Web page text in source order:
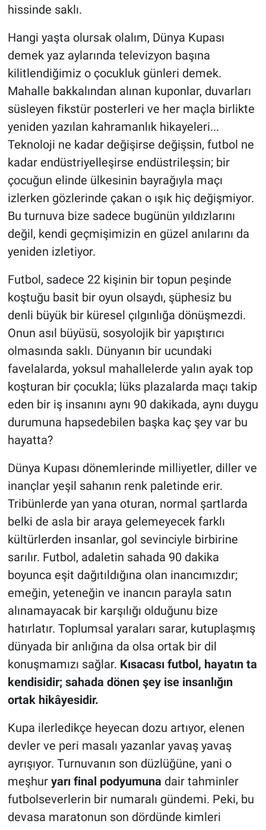
hissinde saklı.
Hangi yaşta olursak olalım, Dünya Kupası
demek yaz aylarında televizyon başına
kilitlendiğimiz o çocukluk günleri demek.
Mahalle bakkalından alınan kuponlar, duvarları
süsleyen fikstür posterleri ve her maçla birlikte
yeniden yazılan kahramanlık hikayeleri...
Teknoloji ne kadar değişirse değişsin, futbol ne
kadar endüstriyelleşirse endüstrileşsin; bir
çocuğun elinde ülkesinin bayrağıyla maçı
izlerken gözlerinde çakan o ışık hiç değişmiyor.
Bu turnuva bize sadece bugünün yıldızlarını
değil, kendi geçmişimizin en güzel anılarını da
yeniden izletiyor.
Futbol, sadece 22 kişinin bir topun peşinde
koştuğu basit bir oyun olsaydı, şüphesiz bu
denli büyük bir küresel çılgınlığa dönüşmezdi.
Onun asıl büyüsü, sosyolojik bir yapıştırıcı
olmasında saklı. Dünyanın bir ucundaki
favelalarda, yoksul mahallelerde yalın ayak top
koşturan bir çocukla; lüks plazalarda maçı takip
eden bir iş insanını aynı 90 dakikada, aynı duygu
durumuna hapsedebilen başka kaç şey var bu
hayatta?
Dünya Kupası dönemlerinde milliyetler, diller ve
inançlar yeşil sahanın renk paletinde erir.
Tribünlerde yan yana oturan, normal şartlarda
belki de asla bir araya gelemeyecek farklı
kültürlerden insanlar, gol sevinciyle birbirine
sarılır. Futbol, adaletin sahada 90 dakika
boyunca eşit dağıtıldığına olan inancımızdır;
emeğin, yeteneğin ve inancın parayla satın
alınamayacak bir karşılığı olduğunu bize
hatırlatır. Toplumsal yaraları sarar, kutuplaşmış
dünyada bir anlığına da olsa ortak bir dil
konuşmamızı sağlar. Kısacası futbol, hayatın ta
kendisidir; sahada dönen şey ise insanlığın
ortak hikâyesidir.
Kupa ilerledikçe heyecan dozu artıyor, elenen
devler ve peri masalı yazanlar yavaş yavaş
ayrışıyor. Turnuvanın son düzlüğüne, yani o
meşhur yarı final podyumuna dair tahminler
futbolseverlerin bir numaralı gündemi. Peki, bu
devasa maratonun son dördünde kimleri